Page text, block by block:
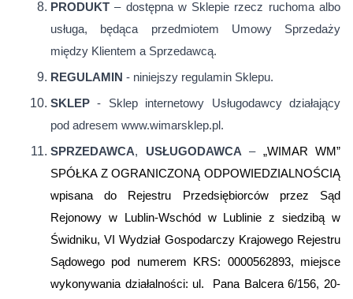
PRODUKT – dostępna w Sklepie rzecz ruchoma albo
usługa, będąca przedmiotem Umowy Sprzedaży
między Klientem a Sprzedawcą.
REGULAMIN - niniejszy regulamin Sklepu.
SKLEP - Sklep internetowy Usługodawcy działający
pod adresem www.wimarsklep.pl.
SPRZEDAWCA, USŁUGODAWCA –„WIMAR WM”
SPÓŁKA Z OGRANICZONĄ ODPOWIEDZIALNOŚCIĄ
wpisana do Rejestru Przedsiębiorców przez Sąd
Rejonowy w Lublin-Wschód w Lublinie z siedzibą w
Świdniku, VI Wydział Gospodarczy Krajowego Rejestru
Sądowego pod numerem KRS: 0000562893, miejsce
wykonywania działalności: ul. Pana Balcera 6/156, 20-